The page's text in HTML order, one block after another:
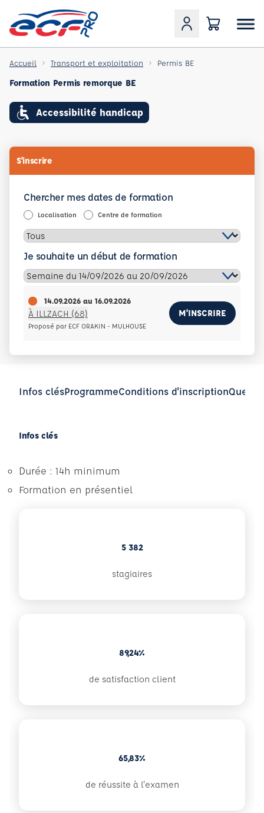
Accueil Transport et exploitation Permis BE
Formation Permis remorque BE
Accessibilité handicap
S'inscrire
Chercher mes dates de formation
Localisation Centre de formation
Je souhaite un début de formation
14.09.2026 au 16.09.2026
À ILLZACH (68)
Proposé par ECF ORAKIN - MULHOUSE
M'INSCRIRE
Infos clésProgrammeConditions d'inscription
Infos clés
Durée : 14h minimum
Formation en présentiel
5 382
stagiaires
89,24%
de satisfaction client
65,83%
de réussite à l'examen